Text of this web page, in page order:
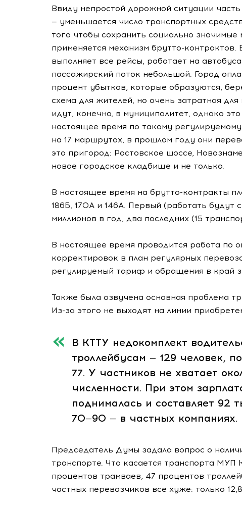
Ввиду непростой дорожной ситуации
— уменьшается число транспортных
того чтобы сохранить социально
применяется механизм брутто-
выполняет все рейсы, работает на
пассажирский поток небольшой. Город
процент убытков, которые образуются,
схема для жителей, но очень затратная
идут, конечно, в муниципалитет, однако
настоящее время по такому
на 17 маршрутах, в прошлом году они
это пригород: Ростовское шоссе,
новое городское кладбище и не только.
В настоящее время на брутто-контракты
186Б, 170А и 146А. Первый (работать будут
миллионов в год, два последних (15
В настоящее время проводится работа по
корректировок в план регулярных
регулируемый тариф и обращения в край
Также была озвучена основная проблема
Из-за этого не выходят на линии
В КТТУ недокомплект
троллейбусам — 129 человек,
77. У частников не хватает
численности. При этом
поднималась и составляет 92
70—90 — в частных компаниях.
Председатель Думы задала вопрос о
транспорте. Что касается транспорта
процентов трамваев, 47 процентов
частных перевозчиков все хуже: только